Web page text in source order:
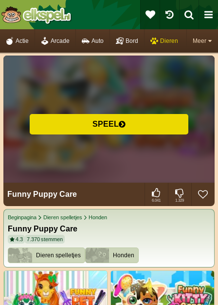
Meer
Actie Arcade Auto Bord Dieren
SPEEL
Funny Puppy Care
6.041 1.329
Beginpagina Dieren spelletjes Honden
Funny Puppy Care
4.3 7.370stemmen
Dieren spelletjes Honden